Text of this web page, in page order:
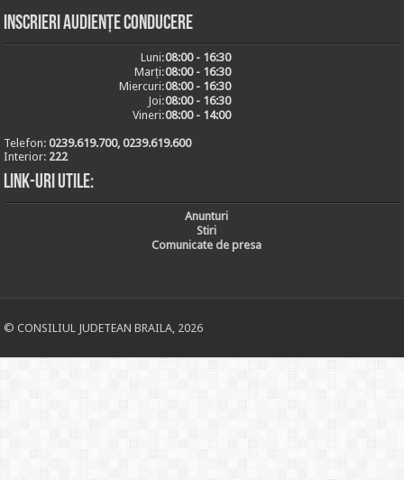
Inscrieri audiențe conducere
Luni:08:00 - 16:30
Marți:08:00 - 16:30
Miercuri:08:00 - 16:30
Joi:08:00 - 16:30
Vineri:08:00 - 14:00
Telefon:0239.619.700, 0239.619.600
Interior: 222
Link-uri utile:
Anunturi
Stiri
Comunicate de presa
© CONSILIUL JUDETEAN BRAILA, 2026